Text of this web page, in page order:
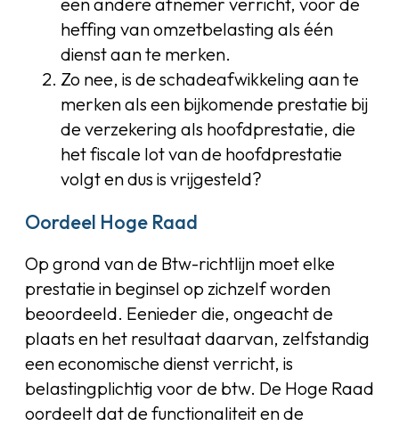
heffing van omzetbelasting als één
dienst aan te merken.
Zo nee, is de schadeafwikkeling aan te
merken als een bijkomende prestatie bij
de verzekering als hoofdprestatie, die
het fiscale lot van de hoofdprestatie
volgt en dus is vrijgesteld?
Oordeel Hoge Raad
Op grond van de Btw-richtlijn moet elke
prestatie in beginsel op zichzelf worden
beoordeeld. Eenieder die, ongeacht de
plaats en het resultaat daarvan, zelfstandig
een economische dienst verricht, is
belastingplichtig voor de btw. De Hoge Raad
oordeelt dat de functionaliteit en de